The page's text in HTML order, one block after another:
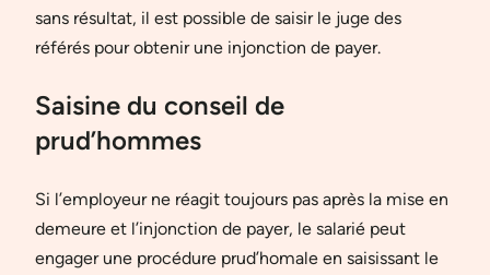
sans résultat, il est possible de saisir le juge des
référés pour obtenir une injonction de payer.
Saisine du conseil de
prud’hommes
Si l’employeur ne réagit toujours pas après la mise en
demeure et l’injonction de payer, le salarié peut
engager une procédure prud’homale en saisissant le